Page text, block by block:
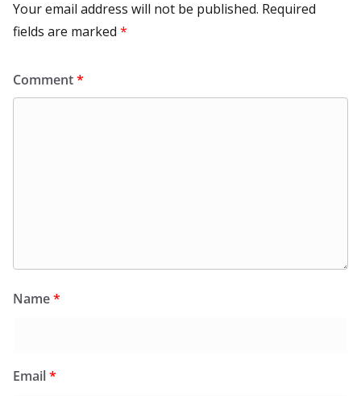
Your email address will not be published. Required
fields are marked *
Comment*
Name*
Email*